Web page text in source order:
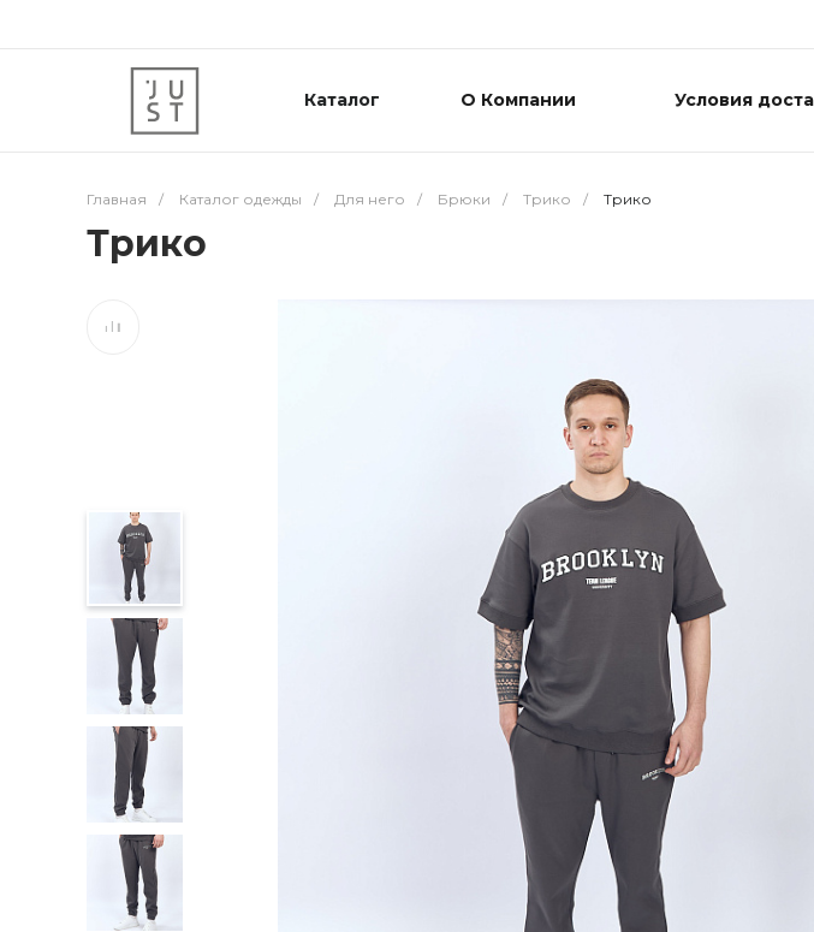
Каталог О Компании Условия
Главная / Каталог одежды / Для него / Брюки / Трико / Трико
Трико